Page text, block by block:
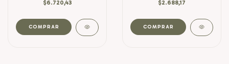
$6.720,43
$2.688,17